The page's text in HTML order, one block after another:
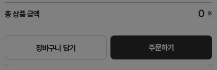
총 상품 금액 0 원
장바구니 담기 주문하기